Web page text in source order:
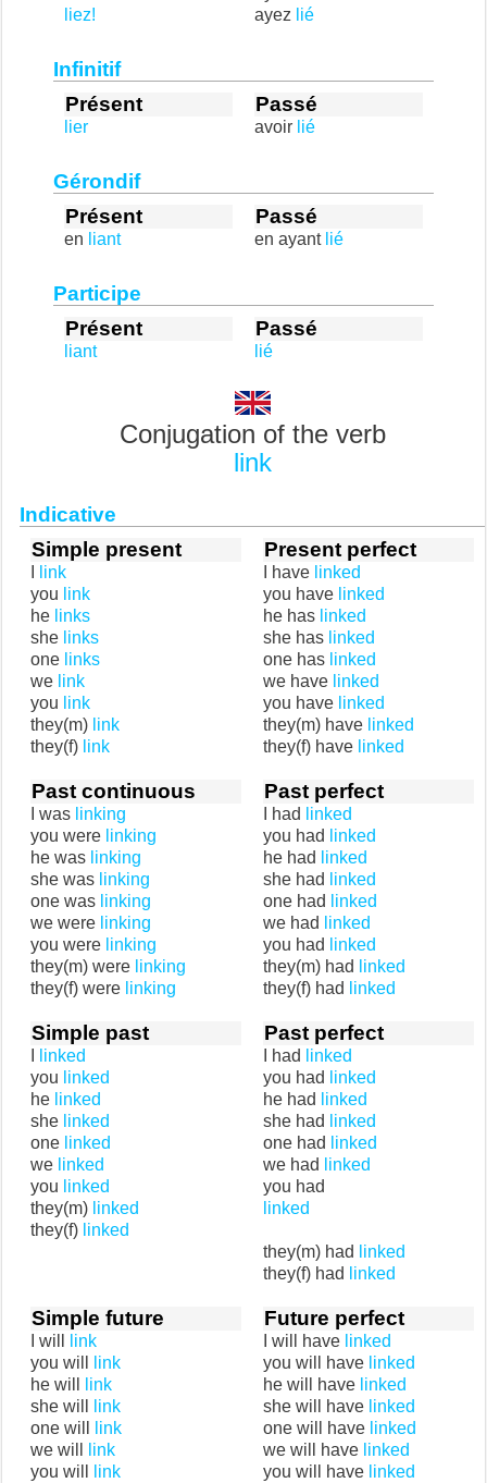
liez!
ayez lié
Infinitif
Présent
lier
Passé
avoir lié
Gérondif
Présent
en liant
Passé
en ayant lié
Participe
Présent
liant
Passé
lié
Conjugation of the verb
link
Indicative
Simple present
link
you link
he links
she links
one links
we link
you link
they(m) link
they(f) link
Present perfect
I have linked
you have linked
he has linked
she has linked
one has linked
we have linked
you have linked
they(m) have linked
they(f) have linked
Past continuous
I was linking
you were linking
he was linking
she was linking
one was linking
we were linking
you were linking
they(m) were linking
they(f) were linking
Past perfect
I had
linked
you had
linked
he had
linked
she had
linked
one had
linked
we had
linked
you had
linked
they(m) had
linked
they(f) had
linked
Simple past
linked
you linked
he linked
she linked
one linked
we linked
you linked
they(m) linked
they(f) linked
Past perfect
I had
linked
you had
linked
he had
linked
she had
linked
one had
linked
we had
linked
you had
linked
they(m) had
linked
they(f) had
linked
Simple future
I will
link
you will
link
he will
link
she will
link
one will
link
we will
link
you will
link
Future perfect
I will have linked
you will have linked
he will have linked
she will have linked
one will have linked
we will have linked
you will have linked